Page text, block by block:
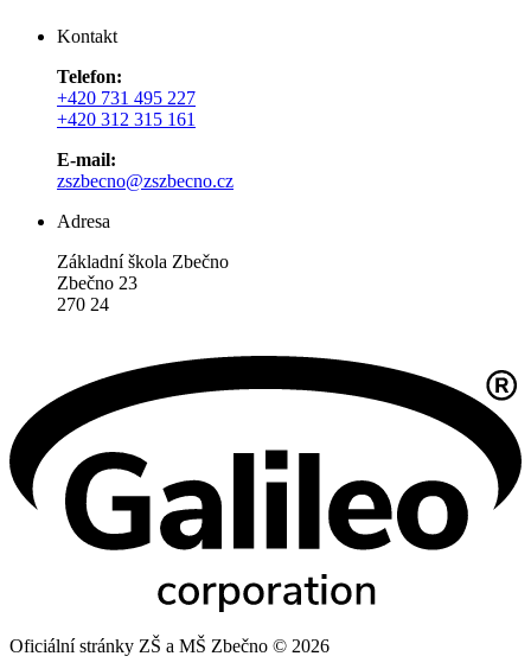
Kontakt
Telefon:
+420 731 495 227
+420 312 315 161
E-mail:
zszbecno@zszbecno.cz
Adresa
Základní škola Zbečno
Zbečno 23
270 24
Oficiální stránky ZŠ a MŠ Zbečno © 2026